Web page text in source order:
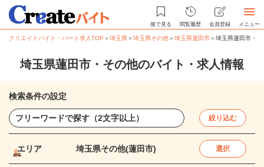
後で見る 閲覧履歴 会員登録 メニュー
クリエイトバイト・パート求人TOP ＞埼玉県＞埼玉県その他＞埼玉県蓮田市＞埼玉県蓮田市・
埼玉県蓮田市・その他のバイト・求人情報
検索条件の設定
絞り込む
エリア 埼玉県その他(蓮田市) 選択